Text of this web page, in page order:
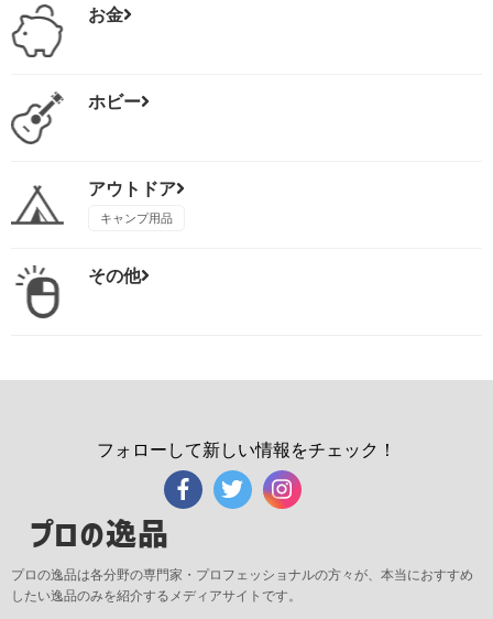
お金
ホビー
アウトドア
キャンプ用品
その他
フォローして新しい情報をチェック！
プロの逸品
プロの逸品は各分野の専門家・プロフェッショナルの方々が、本当におすすめ
したい逸品のみを紹介するメディアサイトです。